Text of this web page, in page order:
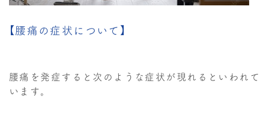
【腰痛の症状について】
腰痛を発症すると次のような症状が現れるといわれて
います。